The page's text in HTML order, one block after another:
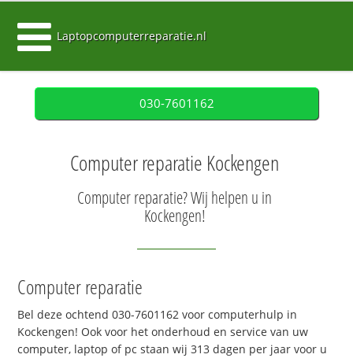
Laptopcomputerreparatie.nl
030-7601162
Computer reparatie Kockengen
Computer reparatie? Wij helpen u in
Kockengen!
Computer reparatie
Bel deze ochtend 030-7601162 voor computerhulp in
Kockengen! Ook voor het onderhoud en service van uw
computer, laptop of pc staan wij 313 dagen per jaar voor u